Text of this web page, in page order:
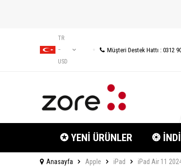
TR
−
USD
Müşteri Destek Hattı : 0312
✪ YENİ ÜRÜNLER ❂
Anasayfa Apple iPad iPad Air 11